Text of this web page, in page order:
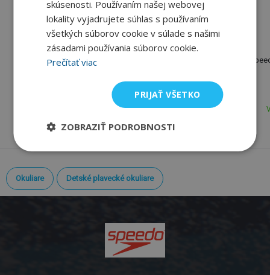
Speedo
Speedo Fastskin Hyper
Speedo
12,32 €
Skladom
Okuliare Detské plavecké okuliare
skúsenosti. Používaním našej webovej
lokality vyjadrujete súhlas s používaním
všetkých súborov cookie v súlade s našimi
zásadami používania súborov cookie.
Prečítať viac
PRIJAŤ VŠETKO
ZOBRAZIŤ PODROBNOSTI